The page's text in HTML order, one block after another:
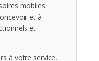
mobiles.
et à
et
à votre service,